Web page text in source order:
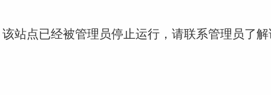
站点已经被管理员停止运行，请联系管理员了